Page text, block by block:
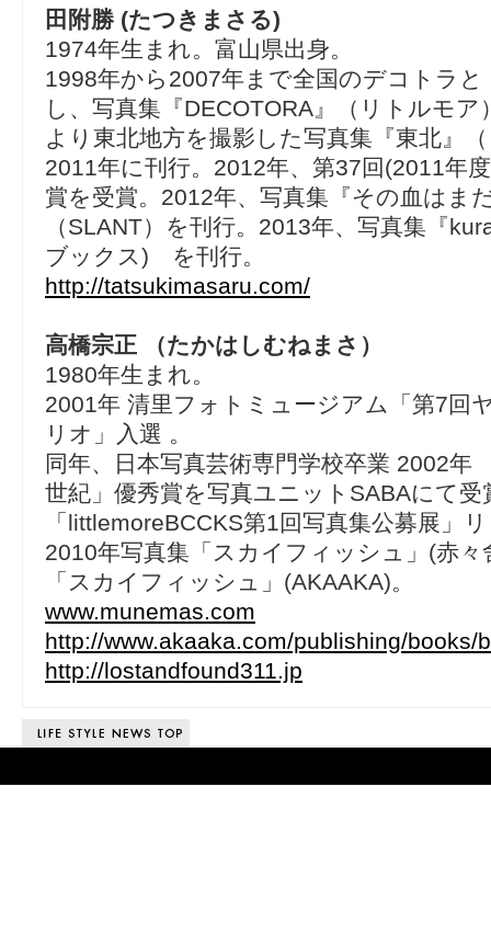
田附勝 (たつきまさる)
1974年生まれ。富山県出身。
1998年から2007年まで全国のデコトラ
し、写真集『DECOTORA』（リトルモア
より東北地方を撮影した写真集『東北』
2011年に刊行。2012年、第37回(2011年
賞を受賞。2012年、写真集『その血はま
（SLANT）を刊行。2013年、写真集『
ブックス) を刊行。
http://tatsukimasaru.com/
高橋宗正 （たかはしむねまさ）
1980年生まれ。
2001年 清里フォトミュージアム「第7回
リオ」入選 。
同年、日本写真芸術専門学校卒業 2002年
世紀」優秀賞を写真ユニットSABAにて受
「littlemoreBCCKS第1回写真集公募展」
2010年写真集「スカイフィッシュ」(赤々
「スカイフィッシュ」(AKAAKA)。
www.munemas.com
http://www.akaaka.com/publishing/books/
http://lostandfound311.jp